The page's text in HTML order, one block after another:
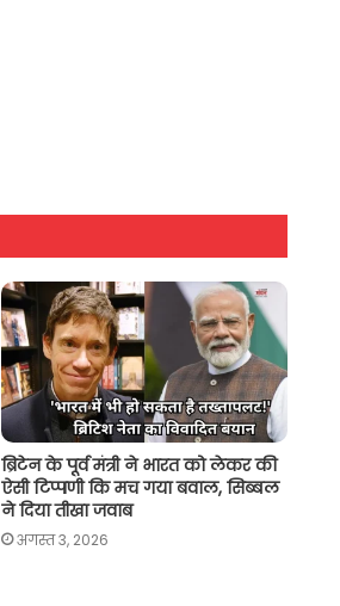
ब्रिटेन के पूर्व मंत्री ने भारत को लेकर की
ऐसी टिप्पणी कि मच गया बवाल, सिब्बल
ने दिया तीखा जवाब
अगस्त 3, 2026